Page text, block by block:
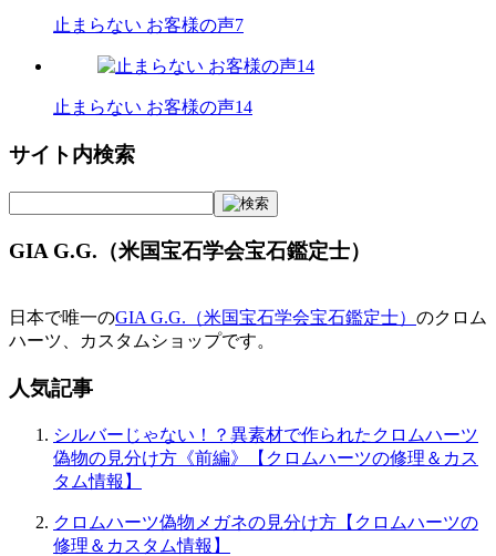
止まらない お客様の声7
止まらない お客様の声14
サイト内検索
GIA G.G.（米国宝石学会宝石鑑定士）
日本で唯一のGIA G.G.（米国宝石学会宝石鑑定士） のクロム
ハーツ、カスタムショップです。
人気記事
シルバーじゃない！？異素材で作られたクロムハーツ
偽物の見分け方《前編》【クロムハーツの修理＆カス
タム情報】
クロムハーツ偽物メガネの見分け方【クロムハーツの
修理＆カスタム情報】